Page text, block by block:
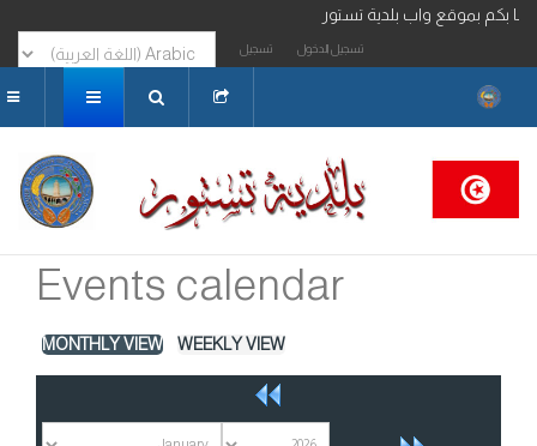
بكم بموقع واب بلدية تستور
تسجيل الدخول تسجيل
البحث...
Events calendar
MONTHLY VIEW WEEKLY VIEW